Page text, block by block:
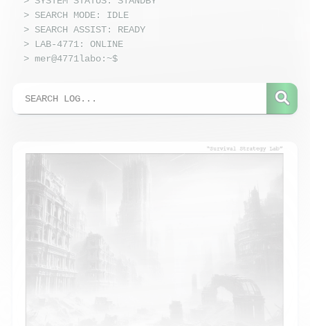
> SEARCH MODE: IDLE
> SEARCH ASSIST: READY
> LAB-4771: ONLINE
> mer@4771labo:~$